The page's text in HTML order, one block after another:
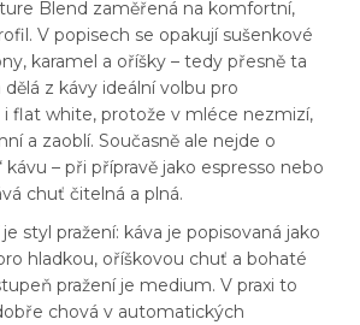
Blend zaměřená na komfortní,
V popisech se opakují sušenkové
karamel a oříšky – tedy přesně ta
z kávy ideální volbu pro
flat white, protože v mléce nezmizí,
a zaoblí. Současně ale nejde o
kávu – při přípravě jako espresso nebo
chuť čitelná a plná.
styl pražení: káva je popisovaná jako
hladkou, oříškovou chuť a bohaté
pražení je medium. V praxi to
chová v automatických